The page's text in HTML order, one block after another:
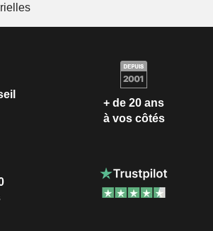
+ de 20 ans
à vos côtés